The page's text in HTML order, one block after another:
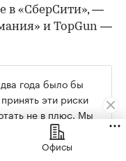
в «СберСити», —
и TopGun —
года было бы
эти риски
не в плюс. Мы
в будущее», —
Времена».
Офисы